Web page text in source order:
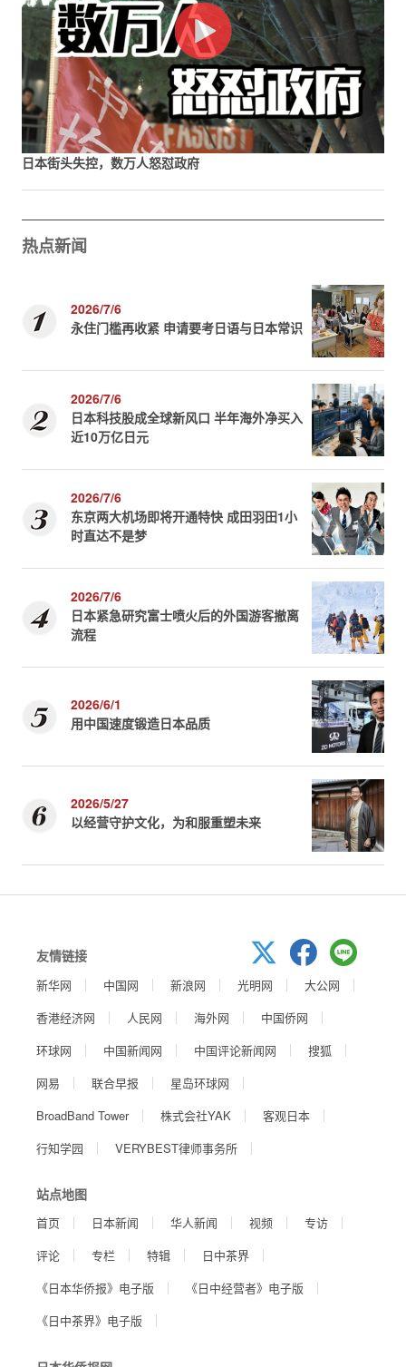
日本街头失控，数万人怒怼政府
热点新闻
2026/7/6
永住门槛再收紧 申请要考日语与日本常识
2026/7/6
日本科技股成全球新风口 半年海外净买入
近10万亿日元
2026/7/6
东京两大机场即将开通特快 成田羽田1小
时直达不是梦
2026/7/6
日本紧急研究富士喷火后的外国游客撤离
流程
2026/6/1
用中国速度锻造日本品质
2026/5/27
以经营守护文化，为和服重塑未来
友情链接
新华网 中国网 新浪网 光明网
大公网
香港经济网
人民网 海外网
中国侨网
环球网
中国新闻网 中国评论新闻网
搜狐
网易
联合早报
星岛环球网
BroadBand Tower
株式会社YAK
客观日本
行知学园
VERYBEST律师事务所
站点地图
首页 日本新闻 华人新闻 视频
专访
评论
专栏 特辑
日中茶界
《日本华侨报》电子版
《日中经营者》电子版
《日中茶界》电子版